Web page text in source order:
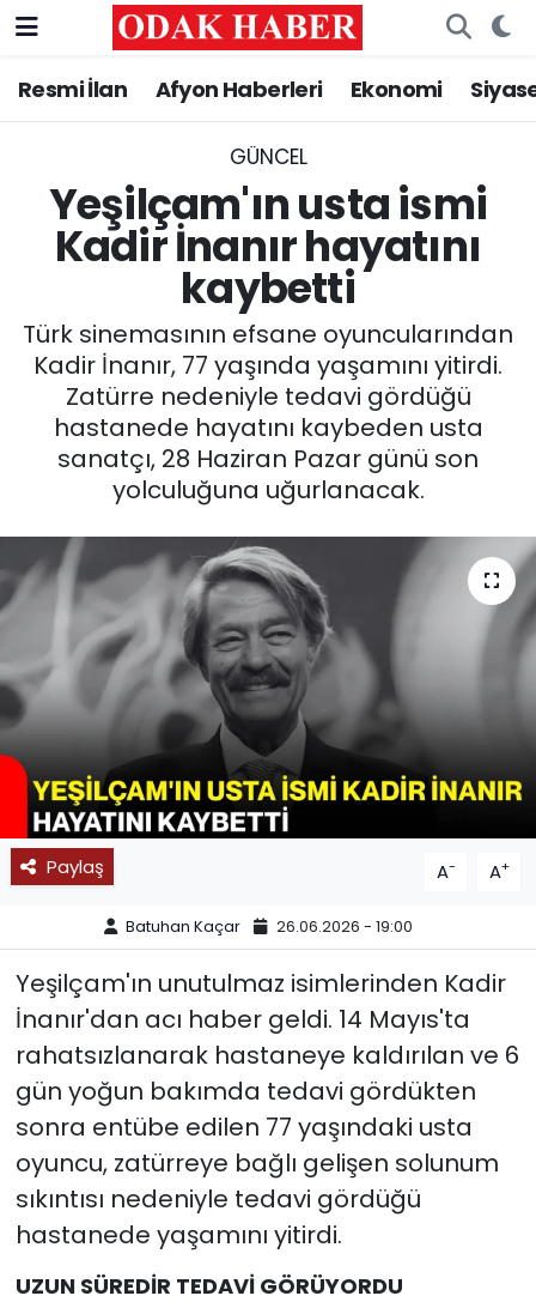
Resmi İlan Afyon Haberleri Ekonomi
GÜNCEL
Yeşilçam'ın usta ismi
Kadir İnanır hayatını
kaybetti
Türk sinemasının efsane oyuncularından
Kadir İnanır, 77 yaşında yaşamını yitirdi.
Zatürre nedeniyle tedavi gördüğü
hastanede hayatını kaybeden usta
sanatçı, 28 Haziran Pazar günü son
yolculuğuna uğurlanacak.
Paylaş A- A+
Batuhan Kaçar 26.06.2026 - 19:00
Yeşilçam'ın unutulmaz isimlerinden Kadir
İnanır'dan acı haber geldi. 14 Mayıs'ta
rahatsızlanarak hastaneye kaldırılan ve 6
gün yoğun bakımda tedavi gördükten
sonra entübe edilen 77 yaşındaki usta
oyuncu, zatürreye bağlı gelişen solunum
sıkıntısı nedeniyle tedavi gördüğü
hastanede yaşamını yitirdi.
UZUN SÜREDİR TEDAVİ GÖRÜYORDU
AFYONKARAHİSAR HABERLERİ
ASAYİŞ
SİYASET
EĞİTİM
MAGAZİN
SPOR
11:11 MANŞET
Nöbetçi Eczaneler
Trafik Durumu
Süper Lig Puan Durumu ve Fikstür
Tüm Manşetler
Son Dakika Haberleri
Haber Arşivi